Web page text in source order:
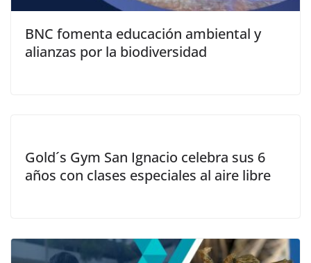
BNC fomenta educación ambiental y
alianzas por la biodiversidad
Gold´s Gym San Ignacio celebra sus 6
años con clases especiales al aire libre